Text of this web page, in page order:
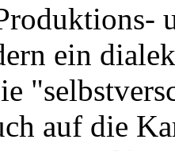
ein
auf die